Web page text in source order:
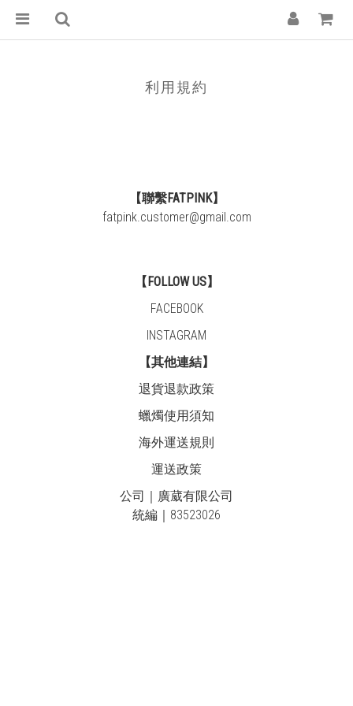
利用規約
【聯繫FATPINK】
fatpink.customer@gmail.com
【FOLLOW US】
FACEBOOK
INSTAGRAM
【其他連結】
退貨退款政策
蠟燭使用須知
海外運送規則
運送政策
公司｜廣葳有限公司
統編｜83523026